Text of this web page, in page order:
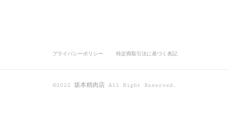
プライバシーポリシー 特定商取引法に基づく表記
©2022 坂本精肉店 All Right Reserved.